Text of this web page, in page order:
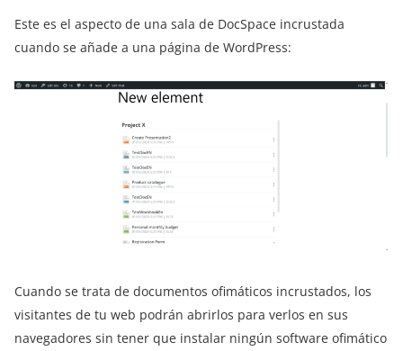
Este es el aspecto de una sala de DocSpace incrustada
cuando se añade a una página de WordPress:
Cuando se trata de documentos ofimáticos incrustados, los
visitantes de tu web podrán abrirlos para verlos en sus
navegadores sin tener que instalar ningún software ofimático